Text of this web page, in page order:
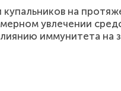
на
увлечении
иммунитета на